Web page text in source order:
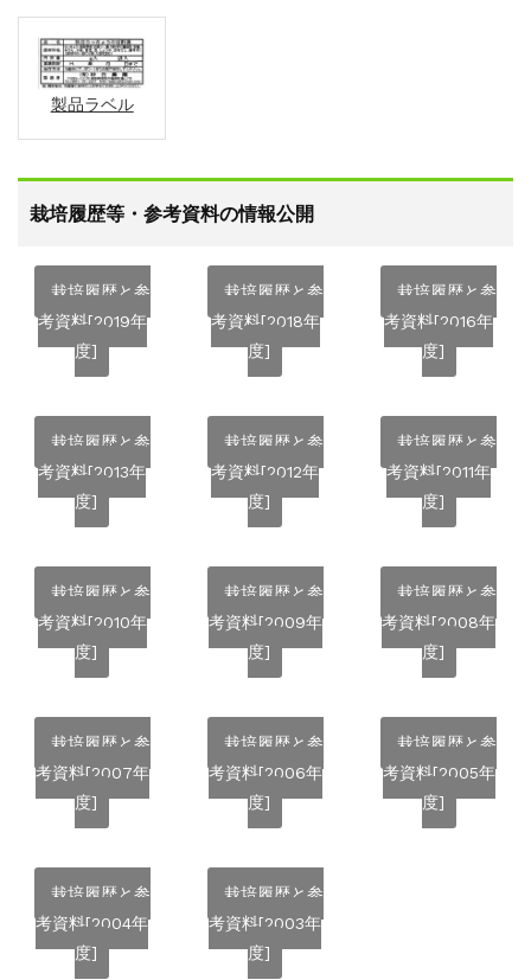
製品ラベル
栽培履歴等・参考資料の情報公開
栽培履歴と参
考資料[2019年
度]
栽培履歴と参
考資料[2018年
度]
栽培履歴と参
考資料[2016年
度]
栽培履歴と参
考資料[2013年
度]
栽培履歴と参
考資料[2012年
度]
栽培履歴と参
考資料[2011年
度]
栽培履歴と参
考資料[2010年
度]
栽培履歴と参
考資料[2009年
度]
栽培履歴と参
考資料[2008年
度]
栽培履歴と参
考資料[2007年
度]
栽培履歴と参
考資料[2006年
度]
栽培履歴と参
考資料[2005年
度]
栽培履歴と参
考資料[2004年
度]
栽培履歴と参
考資料[2003年
度]